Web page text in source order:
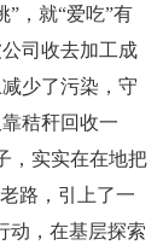
”，就“爱吃”有
司收去加工成
少了污染，守
秸秆回收一
，实实在在地把
路，引上了一
动，在基层探索